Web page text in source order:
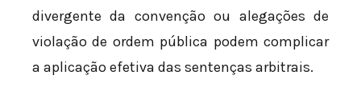
divergente da convenção ou alegações de
violação de ordem pública podem complicar
a aplicação efetiva das sentenças arbitrais.